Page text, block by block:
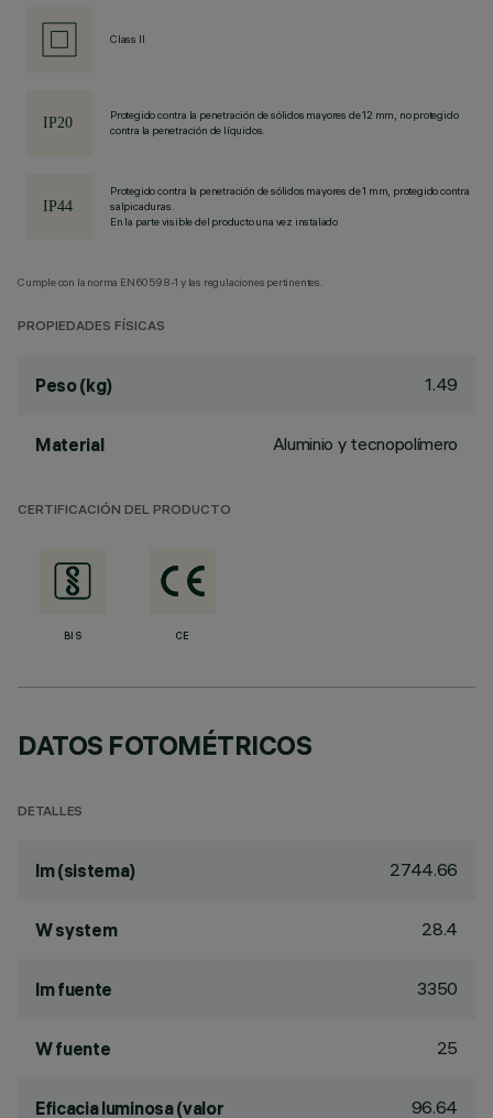
Class II
Protegido contra la penetración de sólidos mayores de 12 mm, no protegido
contra la penetración de líquidos.
Protegido contra la penetración de sólidos mayores de 1 mm, protegido contra
salpicaduras.
En la parte visible del producto una vez instalado
Cumple con la norma EN60598-1 y las regulaciones pertinentes.
PROPIEDADES FÍSICAS
Peso (kg) 1.49
Material Aluminio y tecnopolímero
CERTIFICACIÓN DEL PRODUCTO
BIS CE
DATOS FOTOMÉTRICOS
DETALLES
lm (sistema) 2744.66
W system 28.4
lm fuente 3350
W fuente 25
Eficacia luminosa (valor 96.64